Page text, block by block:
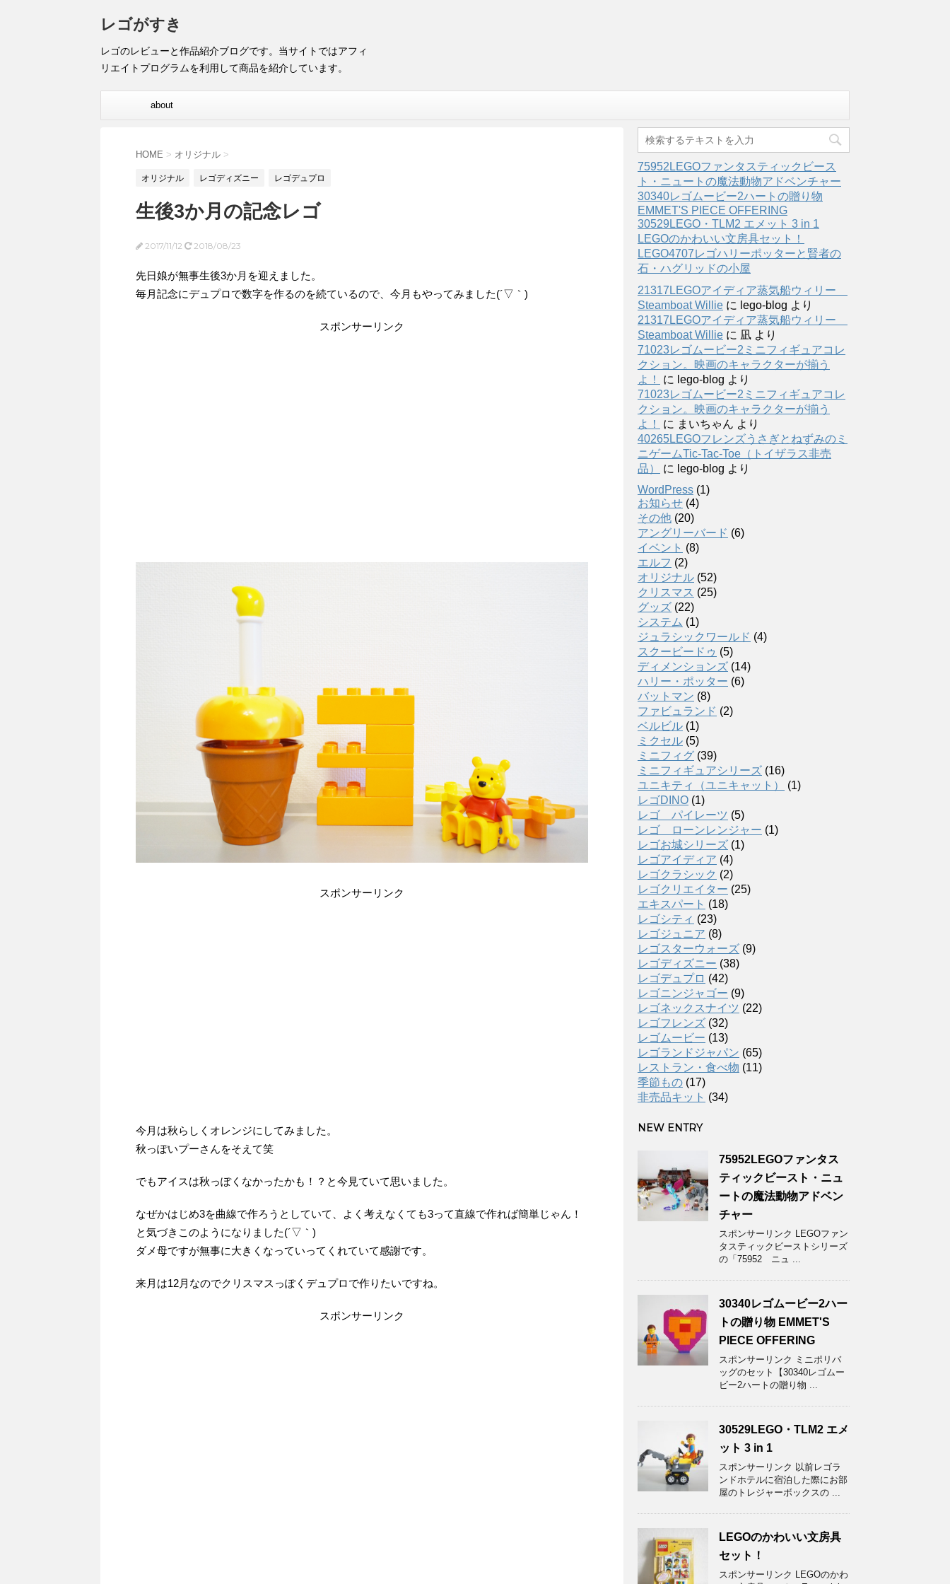
レゴがすき
レゴのレビューと作品紹介ブログです。当サイトではアフィ
リエイトプログラムを利用して商品を紹介しています。
about
HOME > オリジナル >
オリジナル レゴディズニー レゴデュプロ
生後3か月の記念レゴ
2017/11/12 2018/08/23
先日娘が無事生後3か月を迎えました。
毎月記念にデュプロで数字を作るのを続ているので、今月もやってみました(´▽｀)
スポンサーリンク
スポンサーリンク
今月は秋らしくオレンジにしてみました。
秋っぽいプーさんをそえて笑
でもアイスは秋っぽくなかったかも！？と今見ていて思いました。
なぜかはじめ3を曲線で作ろうとしていて、よく考えなくても3って直線で作れば簡単じゃん！
と気づきこのようになりました(´▽｀)
ダメ母ですが無事に大きくなっていってくれていて感謝です。
来月は12月なのでクリスマスっぽくデュプロで作りたいですね。
スポンサーリンク
75952LEGOファンタスティックビース
ト・ニュートの魔法動物アドベンチャー
30340レゴムービー2ハートの贈り物
EMMET'S PIECE OFFERING
30529LEGO・TLM2 エメット 3 in 1
LEGOのかわいい文房具セット！
LEGO4707レゴハリーポッターと賢者の
石・ハグリッドの小屋
21317LEGOアイディア蒸気船ウィリー
Steamboat Willie に lego-blog より
21317LEGOアイディア蒸気船ウィリー
Steamboat Willie に 凪 より
71023レゴムービー2ミニフィギュアコレ
クション。映画のキャラクターが揃う
よ！
に lego-blog より
71023レゴムービー2ミニフィギュアコレ
クション。映画のキャラクターが揃う
よ！
に まいちゃん より
40265LEGOフレンズうさぎとねずみのミ
ニゲームTic-Tac-Toe（トイザラス非売
品）
に lego-blog より
WordPress (1)
お知らせ (4)
その他 (20)
アングリーバード (6)
イベント (8)
エルフ (2)
オリジナル (52)
クリスマス (25)
グッズ (22)
システム (1)
ジュラシックワールド (4)
スクービードゥ (5)
ディメンションズ (14)
ハリー・ポッター (6)
バットマン (8)
ファビュランド (2)
ベルビル (1)
ミクセル (5)
ミニフィグ (39)
ミニフィギュアシリーズ (16)
ユニキティ（ユニキャット）
(1)
レゴDINO (1)
レゴ パイレーツ (5)
レゴ ローンレンジャー (1)
レゴお城シリーズ (1)
レゴアイディア (4)
レゴクラシック (2)
レゴクリエイター (25)
エキスパート (18)
レゴシティ (23)
レゴジュニア (8)
レゴスターウォーズ (9)
レゴディズニー (38)
レゴデュプロ (42)
レゴニンジャゴー (9)
レゴネックスナイツ (22)
レゴフレンズ (32)
レゴムービー (13)
レゴランドジャパン (65)
レストラン・食べ物 (11)
季節もの (17)
非売品キット (34)
NEW ENTRY
75952LEGOファンタス
ティックビースト・ニュ
ートの魔法動物アドベン
チャー
スポンサーリンク LEGOファン
タスティックビーストシリーズ
の「75952 ニュ ...
30340レゴムービー2ハー
トの贈り物 EMMET'S
PIECE OFFERING
スポンサーリンク ミニポリバ
ッグのセット【30340レゴムー
ビー2ハートの贈り物 ...
30529LEGO・TLM2 エメ
ット 3 in 1
スポンサーリンク 以前レゴラ
ンドホテルに宿泊した際にお部
屋のトレジャーボックスの ...
LEGOのかわいい文房具
セット！
スポンサーリンク LEGOのかわ